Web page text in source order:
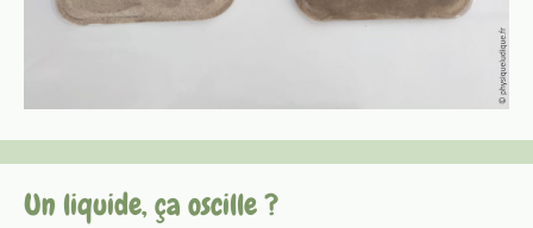
Un liquide, ça oscille ?